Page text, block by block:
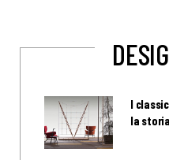
I
la storia